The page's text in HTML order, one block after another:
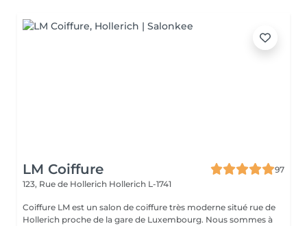
LM Coiffure
97
123, Rue de Hollerich Hollerich L-1741
Coiffure LM est un salon de coiffure très moderne situé rue de
Hollerich proche de la gare de Luxembourg. Nous sommes à